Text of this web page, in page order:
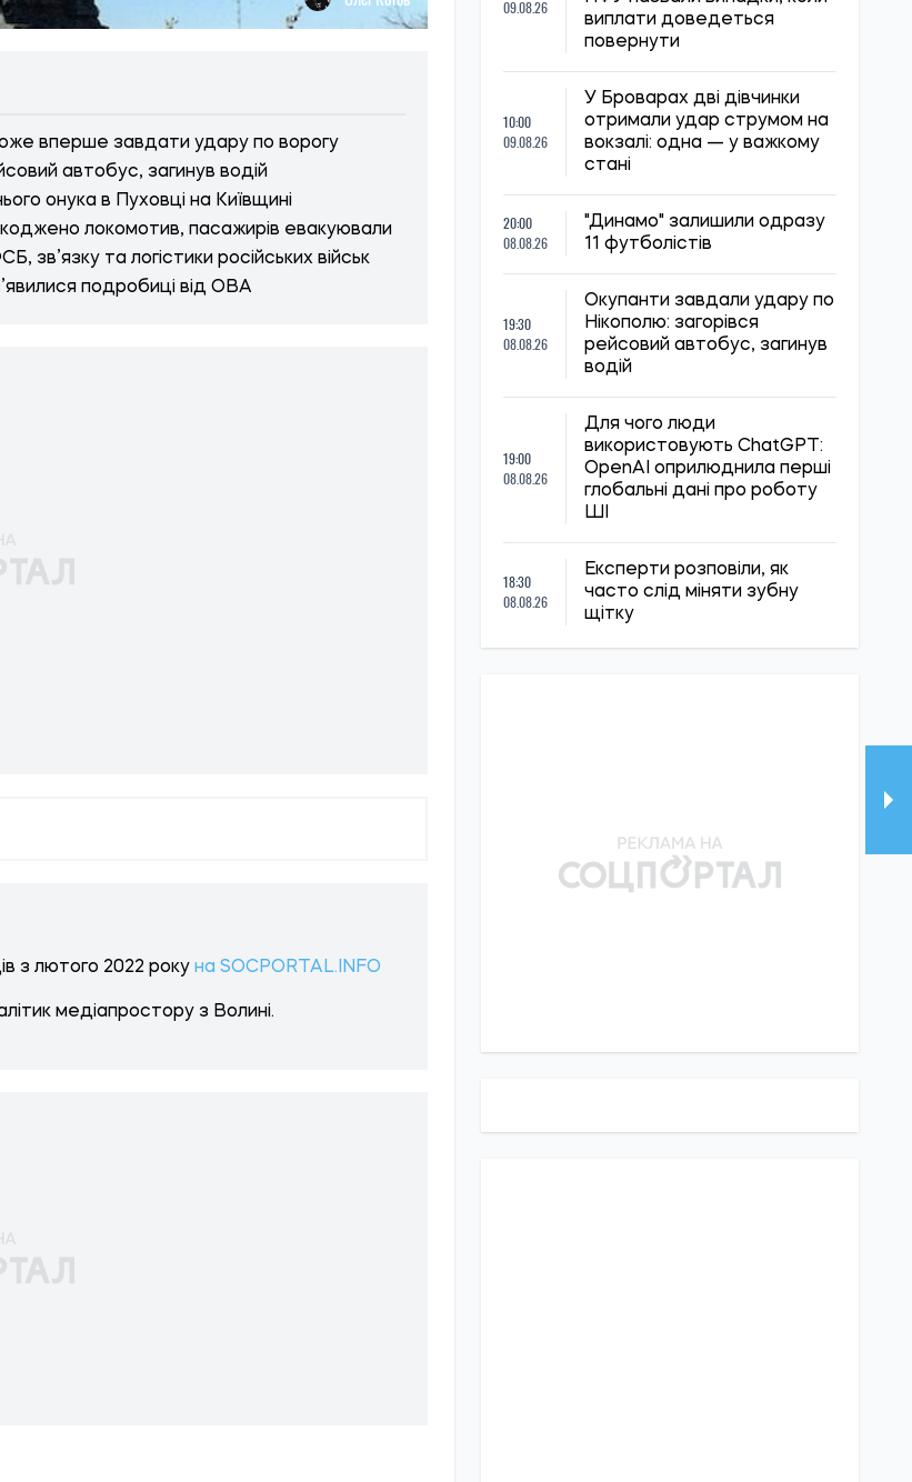
вперше завдати удару по ворогу
автобус, загинув водій
онука в Пуховці на Київщині
локомотив, пасажирів евакуювали
зв’язку та логістики російських військ
подробиці від ОВА
з лютого 2022 року на SOCPORTAL.INFO
медіапростору з Волині.
09.08.26
виплати доведеться
повернути
10:00
09.08.26
У Броварах дві дівчинки
отримали удар струмом на
вокзалі: одна — у важкому
стані
20:00
08.08.26
"Динамо" залишили одразу
11 футболістів
19:30
08.08.26
Окупанти завдали удару по
Нікополю: загорівся
рейсовий автобус, загинув
водій
19:00
08.08.26
Для чого люди
використовують ChatGPT:
OpenAI оприлюднила перші
глобальні дані про роботу
ШІ
18:30
08.08.26
Експерти розповіли, як
часто слід міняти зубну
щітку